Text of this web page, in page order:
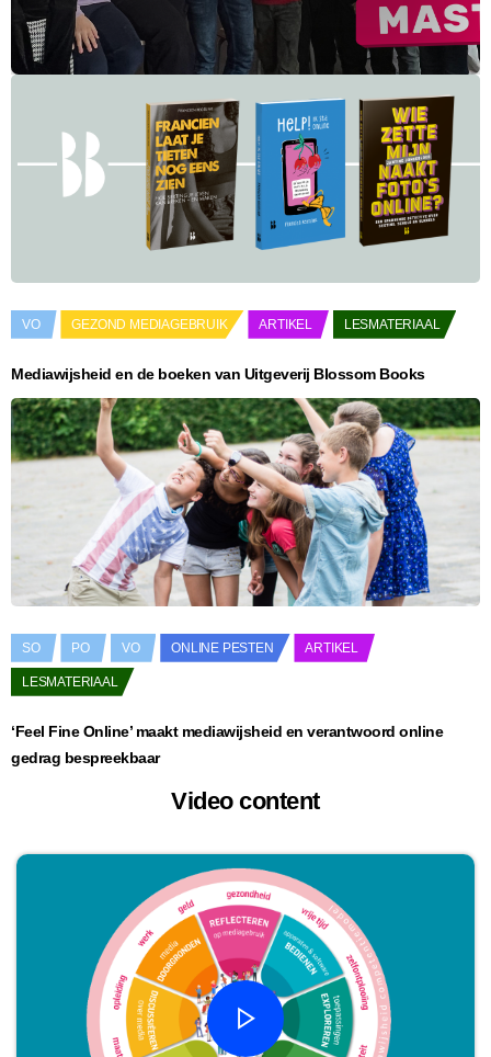
VO GEZOND MEDIAGEBRUIK ARTIKEL LESMATERIAAL
Mediawijsheid en de boeken van Uitgeverij Blossom Books
SO PO VO ONLINE PESTEN ARTIKEL
LESMATERIAAL
‘Feel Fine Online’ maakt mediawijsheid en verantwoord online
gedrag bespreekbaar
Video content